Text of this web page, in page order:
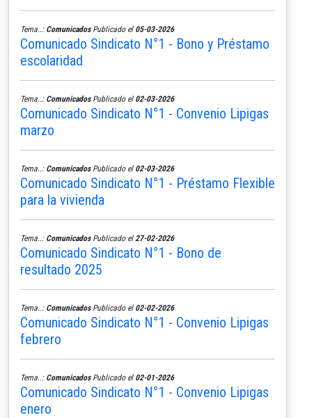
Tema..: ComunicadosPublicado el 05-03-2026
Comunicado Sindicato N°1 - Bono y Préstamo
escolaridad
Tema..: ComunicadosPublicado el 02-03-2026
Comunicado Sindicato N°1 - Convenio Lipigas
marzo
Tema..: ComunicadosPublicado el 02-03-2026
Comunicado Sindicato N°1 - Préstamo Flexible
para la vivienda
Tema..: ComunicadosPublicado el 27-02-2026
Comunicado Sindicato N°1 - Bono de
resultado 2025
Tema..: ComunicadosPublicado el 02-02-2026
Comunicado Sindicato N°1 - Convenio Lipigas
febrero
Tema..: ComunicadosPublicado el 02-01-2026
Comunicado Sindicato N°1 - Convenio Lipigas
enero